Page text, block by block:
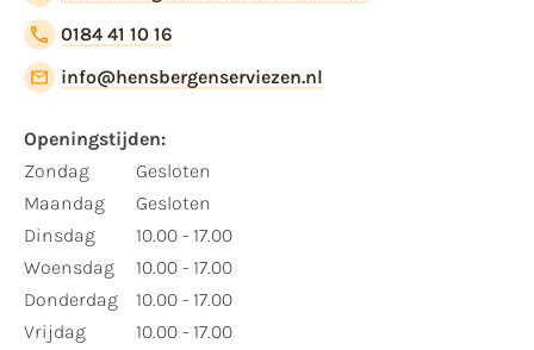
0184 41 10 16
info@hensbergenserviezen.nl
Openingstijden:​
​Zondag
Maandag
Dinsdag
Woensdag
Donderdag
Vrijdag
Gesloten
Gesloten
10.00 - 17.00
10.00 - 17.00
10.00 - 17.00
10.00 - 17.00